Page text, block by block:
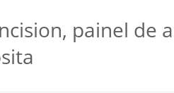
painel de